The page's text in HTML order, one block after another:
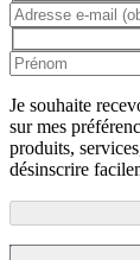
Je souhaite
sur mes
produits,
désinscrire